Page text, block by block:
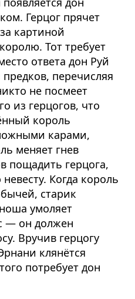
Герцог прячет
картиной
Тот требует
ответа дон Руй
перечисляя
не посмеет
из герцогов, что
король
карами,
меняет гнев
пощадить герцога,
Когда король
старик
умоляет
— он должен
Вручив герцогу
клянётся
потребует дон